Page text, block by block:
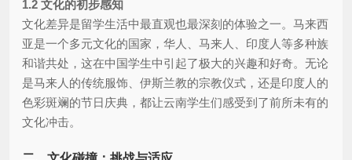
1.2 文化的初步感知
文化差异是留学生活中最直观也最深刻的体验之一。马来西
亚是一个多元文化的国家，华人、马来人、印度人等多种族
和谐共处，这在中国学生中引起了极大的兴趣和好奇。无论
是马来人的传统服饰、伊斯兰教的宗教仪式，还是印度人的
色彩斑斓的节日庆典，都让云南学生们感受到了前所未有的
文化冲击。